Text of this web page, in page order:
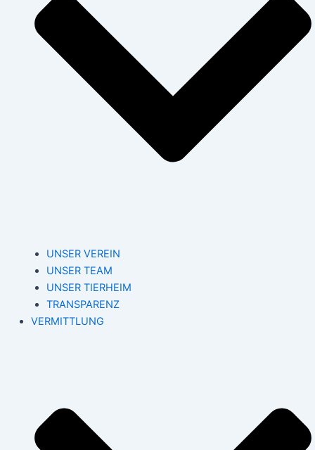
UNSER VEREIN
UNSER TEAM
UNSER TIERHEIM
TRANSPARENZ
VERMITTLUNG